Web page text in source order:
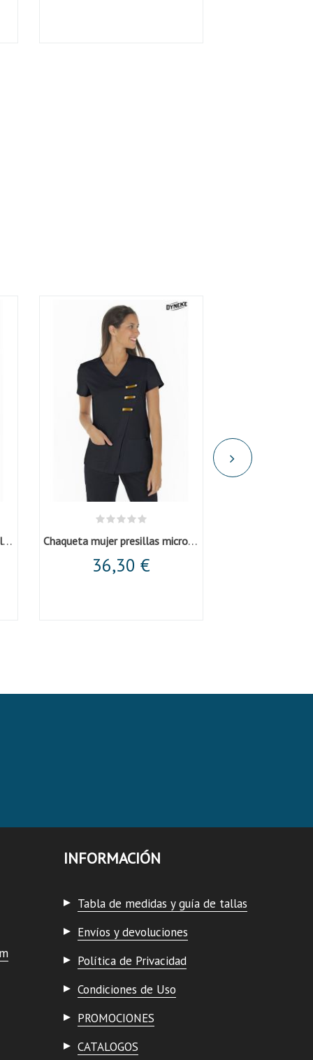
Chaqueta para mujer con presillas Chaqueta mujer presillas microfibra negra
36,30 €
INFORMACIÓN
Tabla de medidas y guía de tallas
Envíos y devoluciones
Política de Privacidad
Condiciones de Uso
PROMOCIONES
CATALOGOS